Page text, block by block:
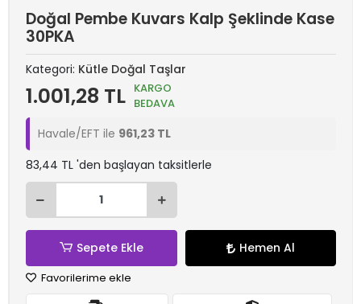
Doğal Pembe Kuvars Kalp Şeklinde Kase
30PKA
Kategori: Kütle Doğal Taşlar
1.001,28 TL KARGO
BEDAVA
Havale/EFT ile 961,23 TL
83,44 TL 'den başlayan taksitlerle
Sepete Ekle Hemen Al
Favorilerime ekle